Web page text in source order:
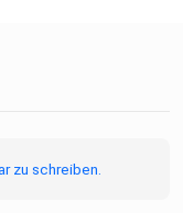
zu schreiben.